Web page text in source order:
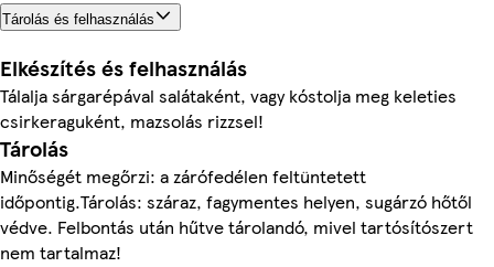
Tárolás és felhasználás
Elkészítés és felhasználás
Tálalja sárgarépával salátaként, vagy kóstolja meg keleties
csirkeraguként, mazsolás rizzsel!
Tárolás
Minőségét megőrzi: a zárófedélen feltüntetett
időpontig.Tárolás: száraz, fagymentes helyen, sugárzó hőtől
védve. Felbontás után hűtve tárolandó, mivel tartósítószert
nem tartalmaz!